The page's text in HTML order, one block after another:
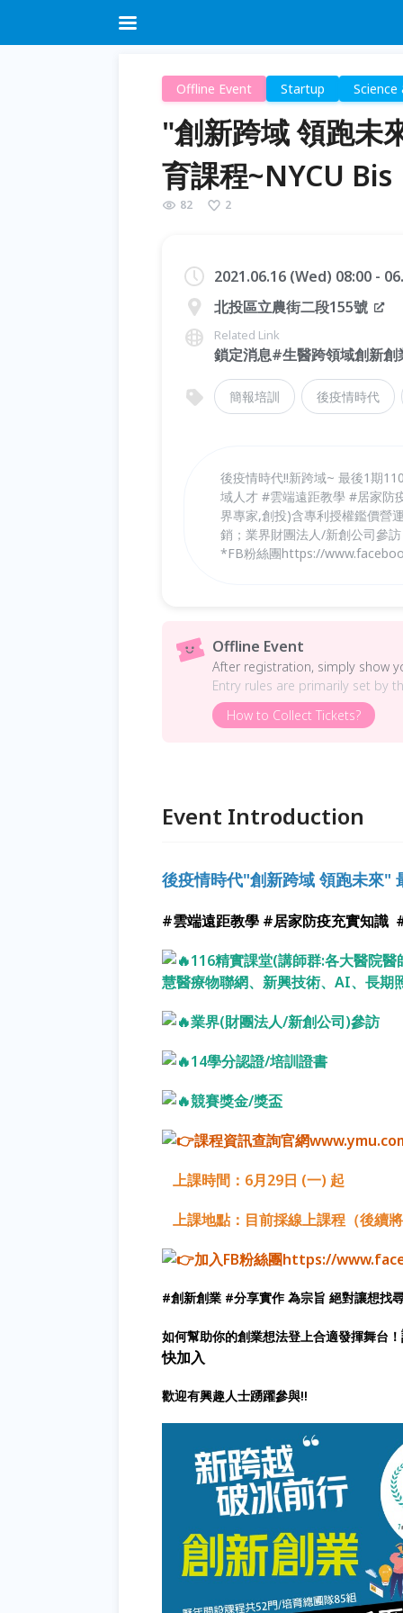
Offline Event Startup Science
"創新跨域 領跑未
育課程~NYCU Bis
82 2
2021.06.16 (Wed) 08:00 -
北投區立農街二段155號
Related Link
鎖定消息#生醫跨領域創新
簡報培訓 後疫情時代
後疫情時代!!新跨域~ 最後1期
域人才 #雲端遠距教學 #居家防
界專家,創投)含專利授權鑑價營
銷；業界財團法人/新創公司參
*FB粉絲團https://
Offline Event
After registration, simply show
Entry rules are primarily set by
How to Collect Tickets?
Event Introduction
後疫情時代"創新跨域 領跑未來"
#雲端遠距教學 #居家防疫充實知識
116精實課堂(講師群:各大醫院
慧醫療物聯網、新興技術、AI、長期
業界(財團法人/新創公司)參訪
14學分認證/培訓證書
競賽獎金/獎盃
課程資訊查詢官網
上課時間：6月29日 (一) 起
上課地點：目前採線上課程（後續
加入FB粉絲團https://
#創新創業 #分享實作 為宗旨 絕對讓想找
如何幫助你的創業想法登上合適發揮舞台！
快加入
歡迎有興趣人士踴躍參與!!